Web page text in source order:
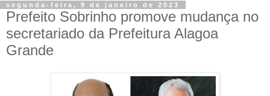
segunda-feira, 9 de janeiro de 2023
Prefeito Sobrinho promove mudança no
secretariado da Prefeitura Alagoa
Grande